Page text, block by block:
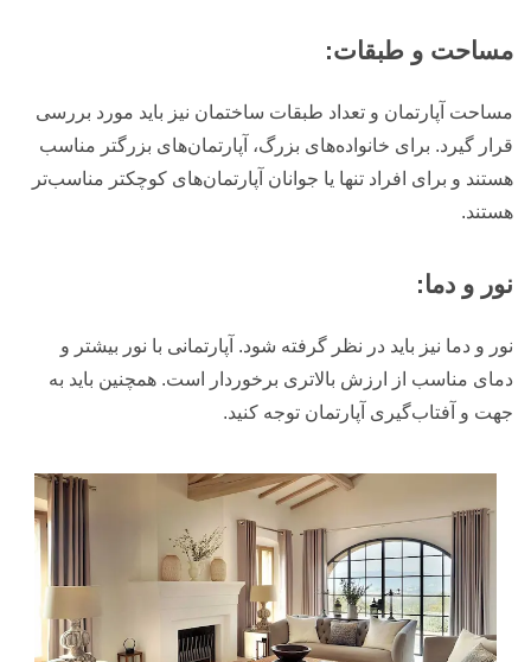
مساحت و طبقات:
مساحت آپارتمان و تعداد طبقات ساختمان نیز باید مورد بررسی
قرار گیرد. برای خانواده‌های بزرگ، آپارتمان‌های بزرگتر مناسب
هستند و برای افراد تنها یا جوانان آپارتمان‌های کوچکتر مناسب‌تر
هستند.
نور و دما:
نور و دما نیز باید در نظر گرفته شود. آپارتمانی با نور بیشتر و
دمای مناسب از ارزش بالاتری برخوردار است. همچنین باید به
جهت و آفتاب‌گیری آپارتمان توجه کنید.